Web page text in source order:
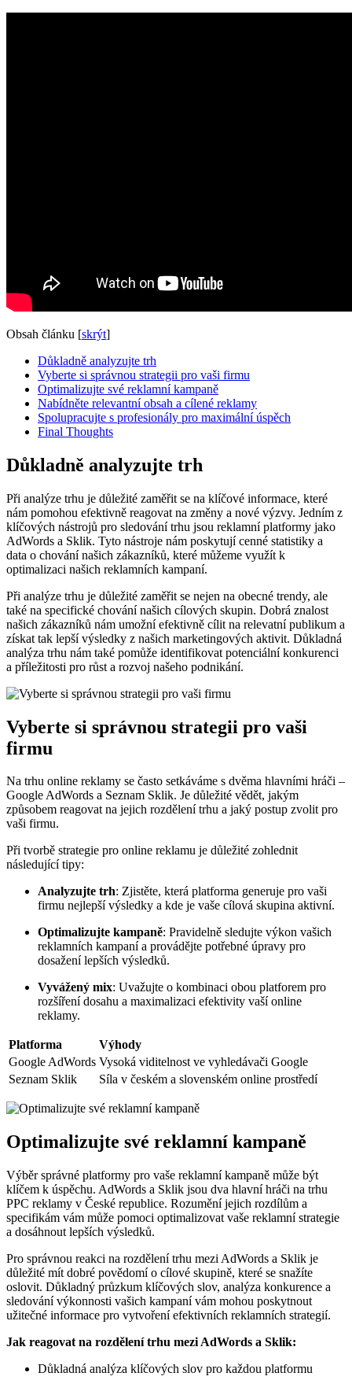
Obsah článku [skrýt]
Důkladně analyzujte trh
Vyberte si správnou strategii pro vaši firmu
Optimalizujte své reklamní kampaně
Nabídněte relevantní obsah a cílené reklamy
Spolupracujte s profesionály pro maximální úspěch
Final Thoughts
Důkladně analyzujte trh
Při analýze trhu je důležité zaměřit se na klíčové informace, které
nám pomohou efektivně reagovat na změny a nové výzvy. Jedním z
klíčových nástrojů pro sledování trhu jsou reklamní platformy jako
AdWords a Sklik. Tyto nástroje nám poskytují cenné statistiky a
data o chování našich zákazníků, které můžeme využít k
optimalizaci našich reklamních kampaní.
Při analýze trhu je důležité zaměřit se nejen na obecné trendy, ale
také na specifické chování našich cílových skupin. Dobrá znalost
našich zákazníků nám umožní efektivně cílit na relevatní publikum a
získat tak lepší výsledky z našich marketingových aktivit. Důkladná
analýza trhu nám také pomůže identifikovat potenciální konkurenci
a příležitosti pro růst a rozvoj našeho podnikání.
Vyberte si správnou strategii pro vaši
firmu
Na trhu online reklamy se často setkáváme s dvěma hlavními hráči –
Google AdWords a Seznam Sklik. Je důležité vědět, jakým
způsobem reagovat na jejich rozdělení trhu a jaký postup zvolit pro
vaši firmu.
Při tvorbě strategie pro online reklamu je důležité zohlednit
následující tipy:
Analyzujte trh: Zjistěte, která platforma generuje pro vaši
firmu nejlepší výsledky a kde je vaše cílová skupina aktivní.
Optimalizujte kampaně: Pravidelně sledujte výkon vašich
reklamních kampaní a provádějte potřebné úpravy pro
dosažení lepších výsledků.
Vyvážený mix: Uvažujte o kombinaci obou platforem pro
rozšíření dosahu a maximalizaci efektivity vaší online
reklamy.
Platforma
Výhody
Google AdWords Vysoká viditelnost ve vyhledávači Google
Seznam Sklik
Síla v českém a slovenském online prostředí
Optimalizujte své reklamní kampaně
Výběr správné platformy pro vaše reklamní kampaně může být
klíčem k úspěchu. AdWords a Sklik jsou dva hlavní hráči na trhu
PPC reklamy v České republice. Rozumění jejich rozdílům a
specifikám vám může pomoci optimalizovat vaše reklamní strategie
a dosáhnout lepších výsledků.
Pro správnou reakci na rozdělení trhu mezi AdWords a Sklik je
důležité mít dobré povědomí o cílové skupině, které se snažíte
oslovit. Důkladný průzkum klíčových slov, analýza konkurence a
sledování výkonnosti vašich kampaní vám mohou poskytnout
užitečné informace pro vytvoření efektivních reklamních strategií.
Jak reagovat na rozdělení trhu mezi AdWords a Sklik:
Důkladná analýza klíčových slov pro každou platformu